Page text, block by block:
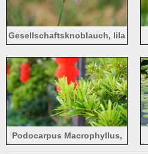
Gesellschaftsknoblauch, lila
Podocarpus Macrophyllus,